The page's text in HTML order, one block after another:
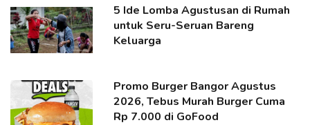
5 Ide Lomba Agustusan di Rumah
untuk Seru-Seruan Bareng
Keluarga
Promo Burger Bangor Agustus
2026, Tebus Murah Burger Cuma
Rp 7.000 di GoFood